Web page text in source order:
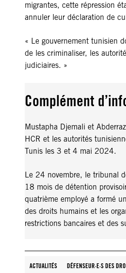
migrantes, cette répression
annuler leur déclaration de
« Le gouvernement tunisien
de les criminaliser, les
judiciaires. »
Complément
Mustapha Djemali et
HCR et les autorités
Tunis les 3 et 4 mai 2024.
Le 24 novembre, le tribunal
18 mois de détention
quatrième employé a formé
des droits humains et les
restrictions bancaires et des
ACTUALITÉS DÉFENSEUR·E·S DES